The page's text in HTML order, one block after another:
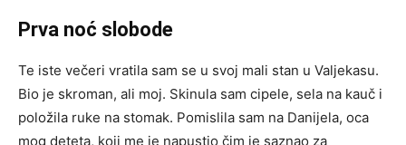
Prva noć slobode
Te iste večeri vratila sam se u svoj mali stan u Valjekasu.
Bio je skroman, ali moj. Skinula sam cipele, sela na kauč i
položila ruke na stomak. Pomislila sam na Danijela, oca
mog deteta, koji me je napustio čim je saznao za